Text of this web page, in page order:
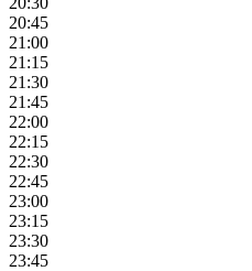
20:45
21:00
21:15
21:30
21:45
22:00
22:15
22:30
22:45
23:00
23:15
23:30
23:45